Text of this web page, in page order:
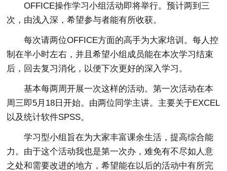
OFFICE操作学习小组活动即将举行。预计两到三
次，由浅入深，希望参与者能有所收获。
每次请两位OFFICE方面的高手为大家培训。每人控
制在半小时左右，并且希望小组成员能在本次学习结束
后，回去复习消化，以便下次更好的深入学习。
基本每两周开展一次这样的活动。第一次活动在本
周三即5月18日开始。由两位同学主讲。主要关于EXCEL
以及统计软件SPSS。
学习型小组旨在为大家丰富课余生活，提高综合能
力。由于这个活动我也是第一次办，难免有不尽如人意
之处和需要改进的地方，希望能在以后的活动中有所完